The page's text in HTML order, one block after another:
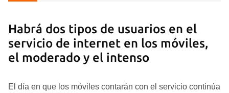
Habrá dos tipos de usuarios en el
servicio de internet en los móviles,
el moderado y el intenso
El día en que los móviles contarán con el servicio continúa